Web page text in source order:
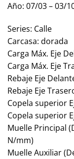
Año: 07/03 – 03/
Series: Calle
Carcasa: dorada
Carga Máx. Eje
Carga Máx. Eje
Rebaje Eje
Rebaje Eje
Copela superior
Copela superior
Muelle Principal
N/mm)
Muelle Auxiliar